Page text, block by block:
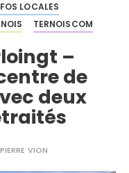
LOCALES
TERNOISCOM
–
de
deux
PIERRE VION